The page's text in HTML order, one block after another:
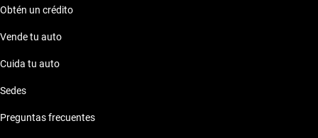
Obtén un crédito
Vende tu auto
Cuida tu auto
Sedes
Preguntas frecuentes